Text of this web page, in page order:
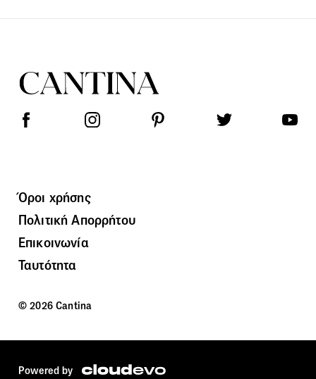
Όροι χρήσης
Πολιτική Απορρήτου
Επικοινωνία
Ταυτότητα
© 2026 Cantina
Powered by